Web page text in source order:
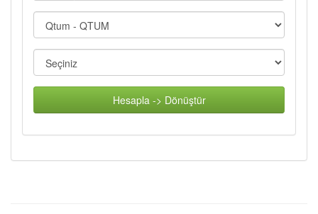
Hesapla -> Dönüştür